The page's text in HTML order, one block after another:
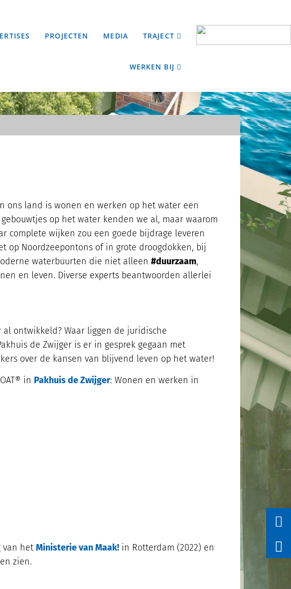
PROJECTEN MEDIA TRAJECT
WERKEN BIJ
ons land is wonen en werken op het water een
op het water kenden we al, maar waarom
complete wijken zou een goede bijdrage leveren
op Noordzeepontons of in grote droogdokken, bij
waterbuurten die niet alleen #duurzaam,
en leven. Diverse experts beantwoorden allerlei
ontwikkeld? Waar liggen de juridische
de Zwijger is er in gesprek gegaan met
over de kansen van blijvend leven op het water!
in Pakhuis de Zwijger: Wonen en werken in
van het Ministerie van Maak! in Rotterdam (2022) en
zien.